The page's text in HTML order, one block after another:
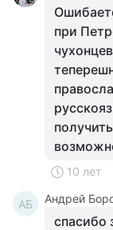
при
10 лет
АБ Андрей
спасибо